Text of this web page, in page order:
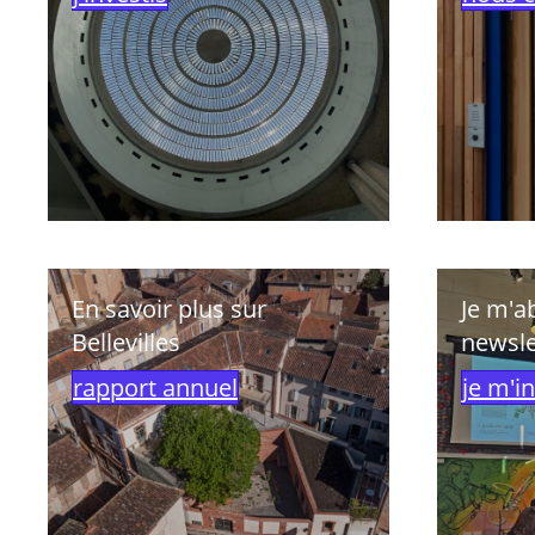
En savoir plus sur
Bellevilles
rapport annuel
Je
je